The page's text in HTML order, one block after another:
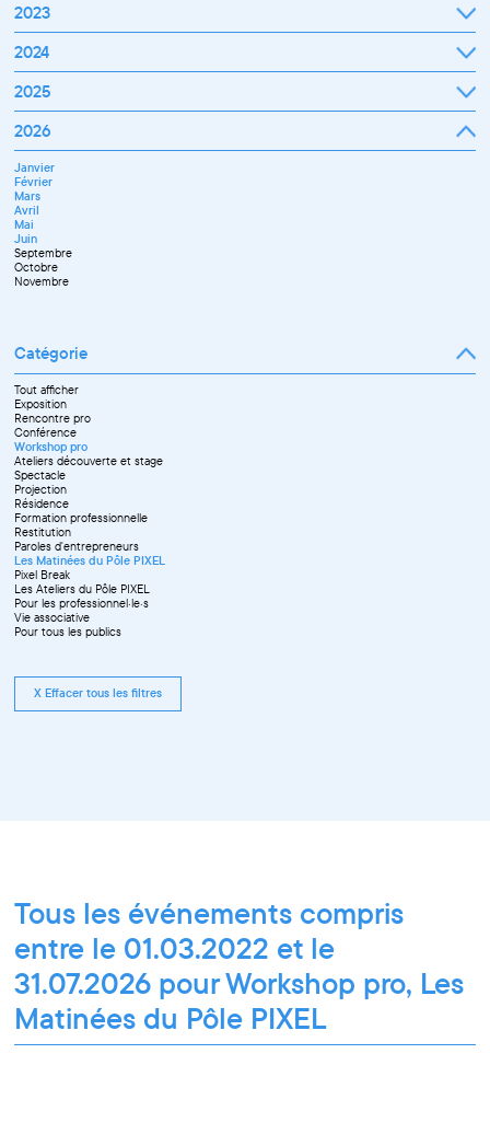
2023
Janvier
Février
Mars
Avril
Septembre
Octobre
Novembre
Décembre
2024
Janvier
Février
Mars
Avril
Juin
Juillet
Septembre
Novembre
Décembre
2025
Janvier
Février
Mars
Avril
Mai
Juin
Juillet
Septembre
Octobre
Novembre
Décembre
2026
Janvier
Février
Mars
Avril
Mai
Juin
Septembre
Octobre
Novembre
Catégorie
Tout afficher
Exposition
Rencontre pro
Conférence
Workshop pro
Ateliers découverte et stage
Spectacle
Projection
Résidence
Formation professionnelle
Restitution
Paroles d'entrepreneurs
Les Matinées du Pôle PIXEL
Pixel Break
Les Ateliers du Pôle PIXEL
Pour les professionnel·le·s
Vie associative
Pour tous les publics
X Effacer tous les filtres
Tous les événements compris
entre le 01.03.2022 et le
31.07.2026 pour Workshop pro, Les
Matinées du Pôle PIXEL